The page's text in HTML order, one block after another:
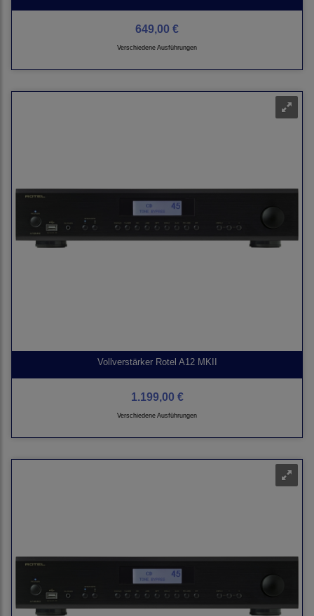
649,00 €
Verschiedene Ausführungen
Vollverstärker Rotel A12 MKII
1.199,00 €
Verschiedene Ausführungen